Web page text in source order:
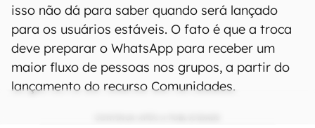
isso não dá para saber quando será lançado
para os usuários estáveis. O fato é que a troca
deve preparar o WhatsApp para receber um
maior fluxo de pessoas nos grupos, a partir do
lançamento do recurso Comunidades.